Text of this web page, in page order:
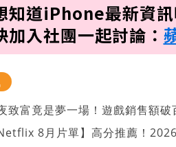
知道iPhone最新資訊
加入社團一起討論：
致富竟是夢一場！遊戲銷售額
Netflix 8月片單】高分推薦！